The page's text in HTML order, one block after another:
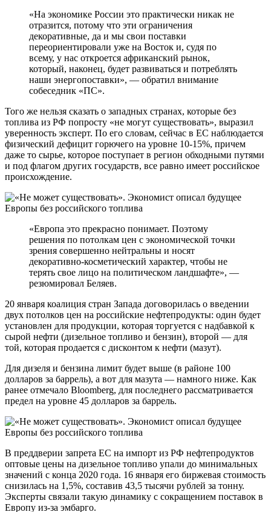
«На экономике России это практически никак не
отразится, потому что эти ограничения
декоративные, да и мы свои поставки
переориентировали уже на Восток и, судя по
всему, у нас откроется африканский рынок,
который, наконец, будет развиваться и потреблять
наши энергопоставки», — обратил внимание
собеседник «ПС».
Того же нельзя сказать о западных странах, которые без
топлива из РФ попросту «не могут существовать», выразил
уверенность эксперт. По его словам, сейчас в ЕС наблюдается
физический дефицит горючего на уровне 10-15%, причем
даже то сырье, которое поступает в регион обходными путями
и под флагом других государств, все равно имеет российское
происхождение.
«Европа это прекрасно понимает. Поэтому
решения по потолкам цен с экономической точки
зрения совершенно нейтральны и носят
декоративно-косметический характер, чтобы не
терять свое лицо на политическом ландшафте», —
резюмировал Беляев.
20 января коалиция стран Запада договорилась о введении
двух потолков цен на российские нефтепродукты: один будет
установлен для продукции, которая торгуется с надбавкой к
сырой нефти (дизельное топливо и бензин), второй — для
той, которая продается с дисконтом к нефти (мазут).
Для дизеля и бензина лимит будет выше (в районе 100
долларов за баррель), а вот для мазута — намного ниже. Как
ранее отмечало Bloomberg, для последнего рассматривается
предел на уровне 45 долларов за баррель.
В преддверии запрета ЕС на импорт из РФ нефтепродуктов
оптовые цены на дизельное топливо упали до минимальных
значений с конца 2020 года. 16 января его биржевая стоимость
снизилась на 1,5%, составив 43,5 тысячи рублей за тонну.
Эксперты связали такую динамику с сокращением поставок в
Европу из-за эмбарго.